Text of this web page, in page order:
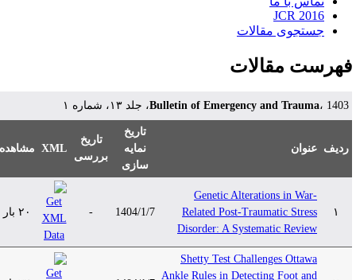
JCR 2016
جستجوی مقالات
مقالات
Bulletin of Emergency and Trauma ، 1403، جلد ۱۳، شماره ۱
ردیف عنوان
تاریخ
نمایه
سازی
تاریخ
بررسی
XML مشاهده
Genetic Alterations in War-
Related Post-Traumatic Stress
Disorder: A Systematic Review
1404/1/7 ۲۰ بار
Shetty Test Challenges Ottawa
Ankle Rules in Detecting Foot and